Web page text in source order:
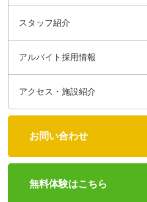
スタッフ紹介
アルバイト採用情報
アクセス・施設紹介
お問い合わせ
無料体験はこちら